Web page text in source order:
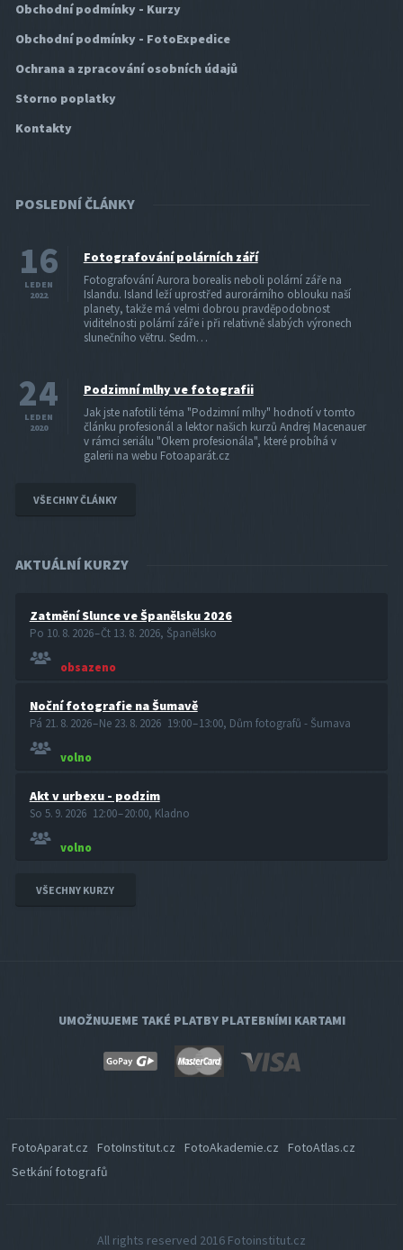
Obchodní podmínky - Kurzy
Obchodní podmínky - FotoExpedice
Ochrana a zpracování osobních údajů
Storno poplatky
Kontakty
POSLEDNÍ ČLÁNKY
16
LEDEN
2022
Fotografování polárních září
Fotografování Aurora borealis neboli polární záře na
Islandu. Island leží uprostřed aurorárního oblouku naší
planety, takže má velmi dobrou pravděpodobnost
viditelnosti polární záře i při relativně slabých výronech
slunečního větru. Sedm…
24
LEDEN
2020
Podzimní mlhy ve fotografii
Jak jste nafotili téma "Podzimní mlhy" hodnotí v tomto
článku profesionál a lektor našich kurzů Andrej Macenauer
v rámci seriálu "Okem profesionála", které probíhá v
galerii na webu Fotoaparát.cz
VŠECHNY ČLÁNKY
AKTUÁLNÍ KURZY
Zatmění Slunce ve Španělsku 2026
Po 10. 8. 2026 – Čt 13. 8. 2026, Španělsko
obsazeno
Noční fotografie na Šumavě
Pá 21. 8. 2026 – Ne 23. 8. 2026 19:00 – 13:00, Dům fotografů - Šumava
volno
Akt v urbexu - podzim
So 5. 9. 2026 12:00 – 20:00, Kladno
volno
VŠECHNY KURZY
UMOŽNUJEME TAKÉ PLATBY PLATEBNÍMI KARTAMI
FotoAparat.cz FotoInstitut.cz FotoAkademie.cz
FotoAtlas.cz
Setkání fotografů
All rights reserved 2016 Fotoinstitut.cz